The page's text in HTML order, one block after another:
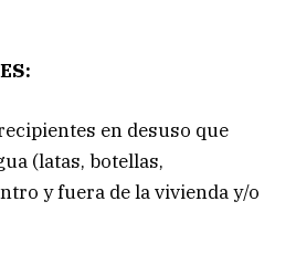
en desuso que
(latas, botellas,
y fuera de la vivienda y/o